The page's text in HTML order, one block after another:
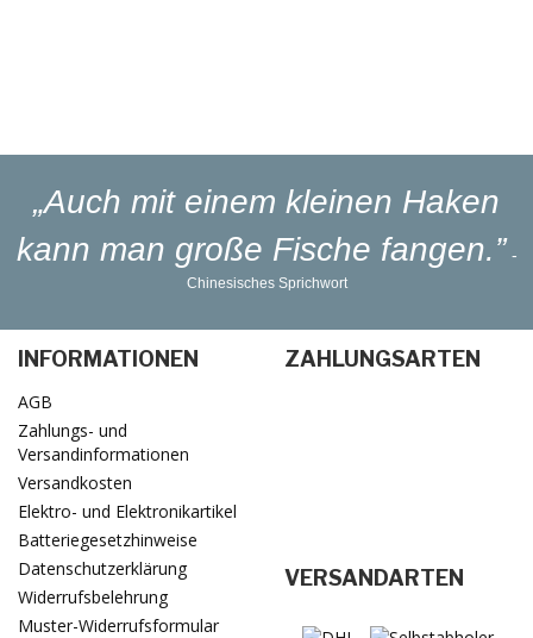
„Auch mit einem kleinen Haken
kann man große Fische fangen.” -
Chinesisches Sprichwort
INFORMATIONEN
AGB
Zahlungs- und
Versandinformationen
Versandkosten
Elektro- und Elektronikartikel
Batteriegesetzhinweise
Datenschutzerklärung
Widerrufsbelehrung
Muster-Widerrufsformular
ZAHLUNGSARTEN
VERSANDARTEN